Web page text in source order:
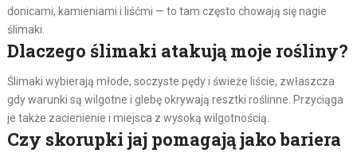
donicami, kamieniami i liśćmi — to tam często chowają się nagie
ślimaki.
Dlaczego ślimaki atakują moje rośliny?
Ślimaki wybierają młode, soczyste pędy i świeże liście, zwłaszcza
gdy warunki są wilgotne i glebę okrywają resztki roślinne. Przyciąga
je także zacienienie i miejsca z wysoką wilgotnością.
Czy skorupki jaj pomagają jako bariera